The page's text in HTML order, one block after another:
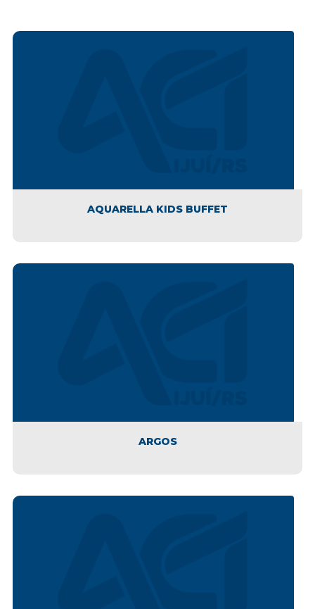
AQUARELLA KIDS BUFFET
ARGOS